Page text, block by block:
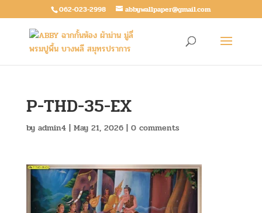
062-023-2998 abbywallpaper@gmail.com
P-THD-35-EX
by admin4| May 21, 2026| 0 comments